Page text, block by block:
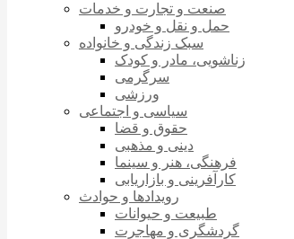
صنعت و تجارت و خدمات
حمل و نقل و خودرو
سبک زندگی و خانواده
زناشویی، مادر و کودک
سرگرمی
ورزشی
سیاسی و اجتماعی
حقوق و قضا
دینی و مذهبی
فرهنگی، هنر و سینما
کارآفرینی و بازاریابی
رویدادها و حوادث
طبیعت و حیوانات
گردشگری و مهاجرت